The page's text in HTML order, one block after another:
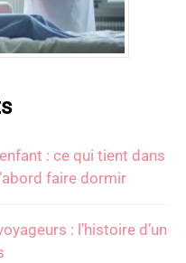
: ce qui tient dans
faire dormir
: l’histoire d’un